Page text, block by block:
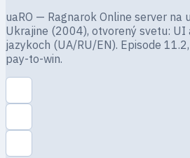
uaRO — Ragnarok Online server na
Ukrajine (2004), otvorený svetu: UI
jazykoch (UA/RU/EN). Episode
pay-to-win.